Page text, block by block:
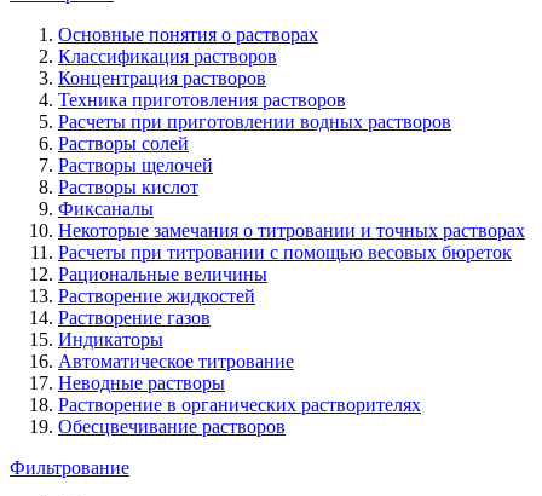
Основные понятия о растворах
Классификация растворов
Концентрация растворов
Техника приготовления растворов
Расчеты при приготовлении водных растворов
Растворы солей
Растворы щелочей
Растворы кислот
Фиксаналы
Некоторые замечания о титровании и точных растворах
Расчеты при титровании с помощью весовых бюреток
Рациональные величины
Растворение жидкостей
Растворение газов
Индикаторы
Автоматическое титрование
Неводные растворы
Растворение в органических растворителях
Обесцвечивание растворов
Фильтрование